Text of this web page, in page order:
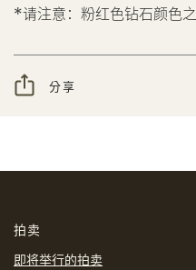
我已阅读并同意使用条款
设定您的最高竞投价
*请注意：粉红色钻石颜色
分享
拍卖
即将举行的拍卖